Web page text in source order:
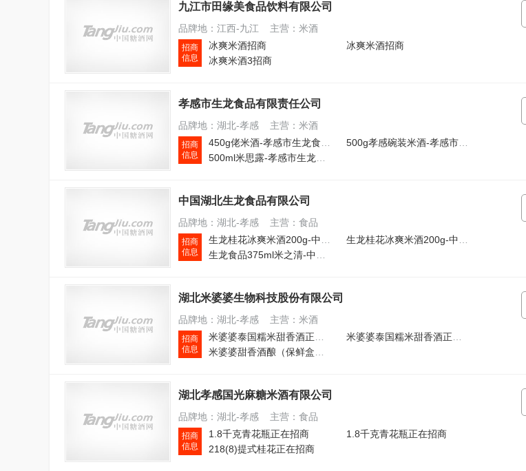
九江市田缘美食品饮料有限公司
品牌地：江西-九江 主营：米酒
招商
信息
冰爽米酒招商
冰爽米酒招商
冰爽米酒3招商
孝感市生龙食品有限责任公司
品牌地：湖北-孝感 主营：米酒
招商
信息
中国湖北生龙食品有限公司
品牌地：湖北-孝感 主营：食品
招商
信息
湖北米婆婆生物科技股份有限公司
品牌地：湖北-孝感 主营：米酒
招商
信息
湖北孝感国光麻糖米酒有限公司
品牌地：湖北-孝感 主营：食品
招商
信息
1.8千克青花瓶正在招商
1.8千克青花瓶正在招商
218(8)提式桂花正在招商